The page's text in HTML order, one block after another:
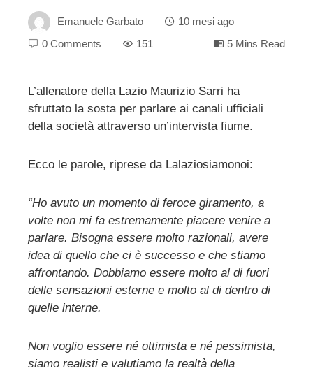
Emanuele Garbato
10 mesi ago
0 Comments
151 5 Mins Read
L’allenatore della Lazio Maurizio Sarri ha
sfruttato la sosta per parlare ai canali ufficiali
della società attraverso un’intervista fiume.
Ecco le parole, riprese da Lalaziosiamonoi:
“Ho avuto un momento di feroce giramento, a
volte non mi fa estremamente piacere venire a
parlare. Bisogna essere molto razionali, avere
idea di quello che ci è successo e che stiamo
affrontando. Dobbiamo essere molto al di fuori
delle sensazioni esterne e molto al di dentro di
quelle interne.
Non voglio essere né ottimista e né pessimista,
siamo realisti e valutiamo la realtà della